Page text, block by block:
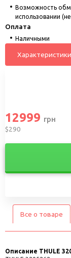
Возможность
использовании
Оплата
Наличными
Характеристики
12999 грн
$290
Все о товаре
Описание THULE